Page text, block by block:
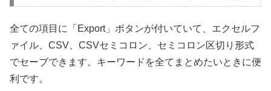
全ての項目に「Export」ボタンが付いていて、エクセルフ
ァイル、CSV、CSVセミコロン、セミコロン区切り形式
でセーブできます。キーワードを全てまとめたいときに便
利です。